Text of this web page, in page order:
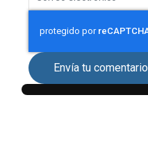
Envía tu comentario